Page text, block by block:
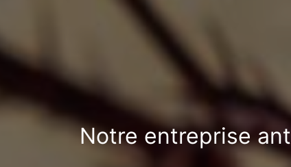
Notre entreprise